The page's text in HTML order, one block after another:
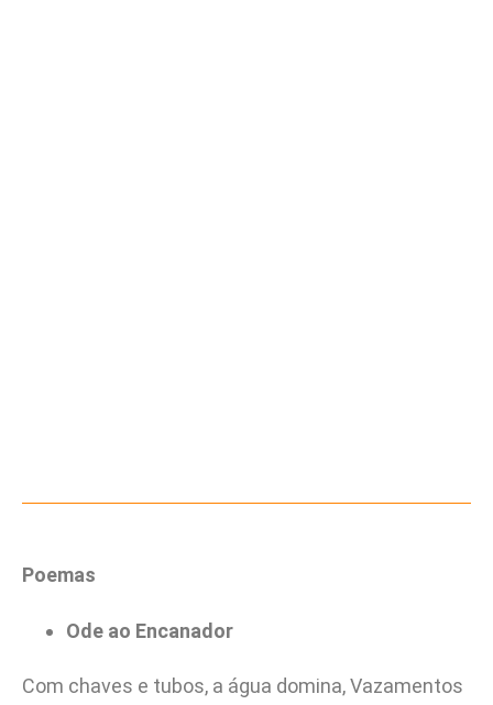
Poemas
Ode ao Encanador
Com chaves e tubos, a água domina, Vazamentos